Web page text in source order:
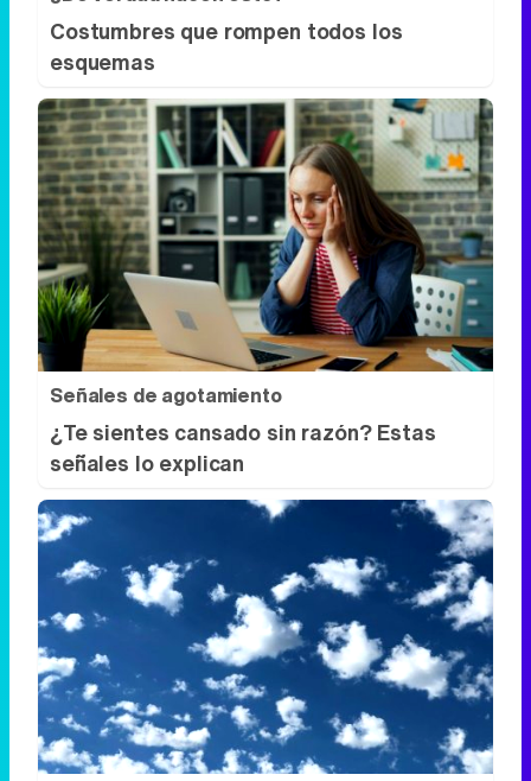
Costumbres que rompen todos los
esquemas
Señales de agotamiento
¿Te sientes cansado sin razón? Estas
señales lo explican